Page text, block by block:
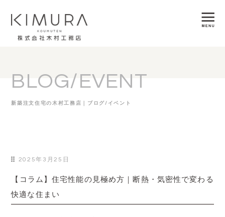
BLOG/EVENT
新築注文住宅の木村工務店｜ブログ/イベント
2025年3月25日
【コラム】住宅性能の見極め方｜断熱・気密性で変わる
快適な住まい